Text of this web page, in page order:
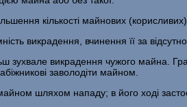
кількості майнових
викрадення, вчинення її за
зухвале викра­дення чужого майна.
заволодіти майном.
шляхом на­паду; в його ході